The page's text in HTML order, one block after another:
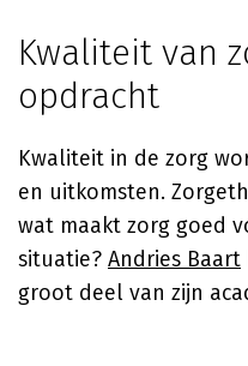
Kwaliteit van
opdracht
Kwaliteit in de zorg
en uitkomsten.
wat maakt zorg goed
situatie? Andries Baart
groot deel van zijn